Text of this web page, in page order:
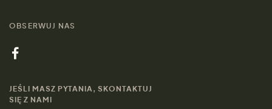
OBSERWUJ NAS
JEŚLI MASZ PYTANIA, SKONTAKTUJ
SIĘ Z NAMI